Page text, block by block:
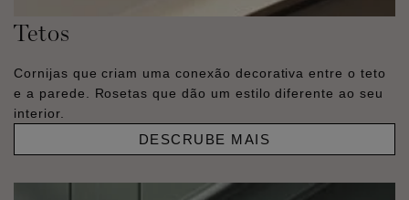
Tetos
Cornijas que criam uma conexão decorativa entre o teto
e a parede. Rosetas que dão um estilo diferente ao seu
interior.
DESCRUBE MAIS